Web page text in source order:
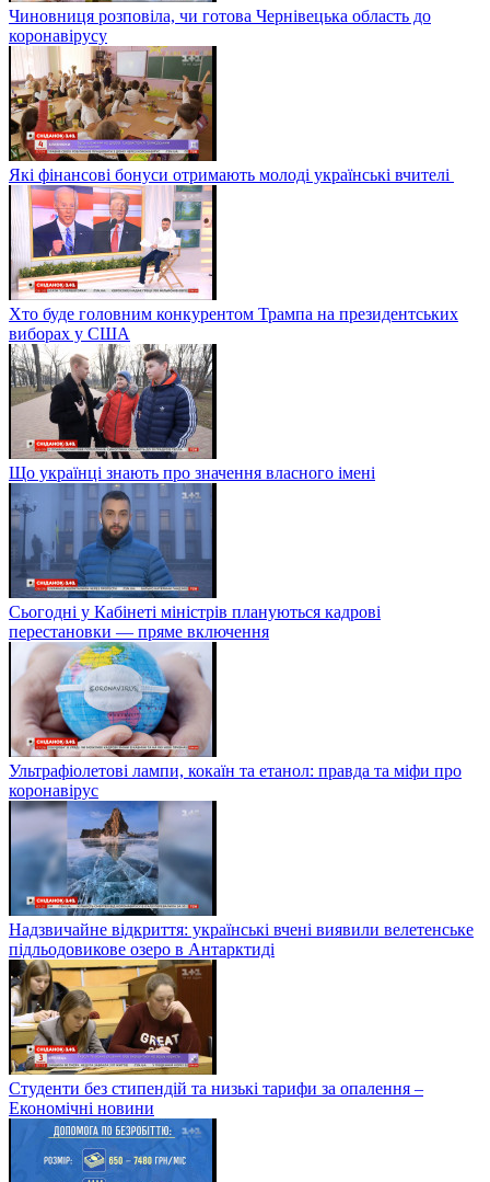
Чиновниця розповіла, чи готова Чернівецька область до
коронавірусу
Які фінансові бонуси отримають молоді українські вчителі
Хто буде головним конкурентом Трампа на президентських
виборах у США
Що українці знають про значення власного імені
Сьогодні у Кабінеті міністрів плануються кадрові
перестановки — пряме включення
Ультрафіолетові лампи, кокаїн та етанол: правда та міфи про
коронавірус
Надзвичайне відкриття: українські вчені виявили велетенське
підльодовикове озеро в Антарктиді
Студенти без стипендій та низькі тарифи за опалення –
Економічні новини